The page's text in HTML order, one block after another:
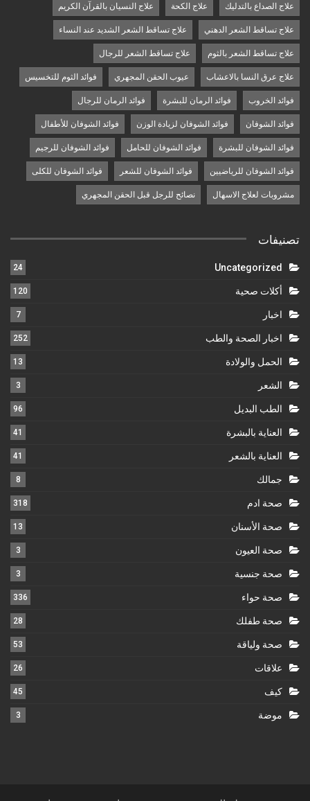
علاج الصداع بالتدليك علاج الكحة علاج النسيان بالقرآن الكريم
علاج تساقط الشعر الدهني علاج تساقط الشعر الشديد عند النساء
علاج تساقط الشعر بالثوم علاج تساقط الشعر للرجال
علاج عرق النسا بالاعشاب عيوب الحقن المجهري فوائد الثوم للتخسيس
فوائد الخروب فوائد الرمان للبشرة فوائد الرمان للرجال
فوائد الشوفان فوائد الشوفان لزيادة الوزن فوائد الشوفان للأطفال
فوائد الشوفان للبشرة فوائد الشوفان للحامل فوائد الشوفان للرجيم
فوائد الشوفان للرياضيين فوائد الشوفان للشعر فوائد الشوفان للكلى
مشروبات لعلاج الاسهال نصائح للرجل قبل الحقن المجهري
تصنيفات
Uncategorized
24
أكلات صحية 120
اخبار 7
اخبار الصحة والطب 252
الحمل والولادة 13
الشعر 3
الطب البديل 96
العناية بالبشرة 41
العناية بالشعر 41
جمالك 8
صحة ادم 318
صحة الأسنان 13
صحة العيون 3
صحة جنسية 3
صحة حواء 336
صحة طفلك 28
صحة ولياقة 53
علاقات 26
كيف 45
موضة 3